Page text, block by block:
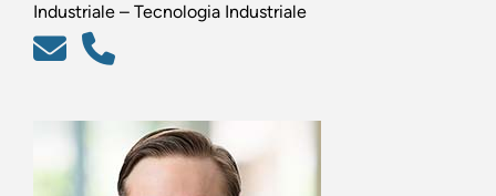
Industriale – Tecnologia Industriale